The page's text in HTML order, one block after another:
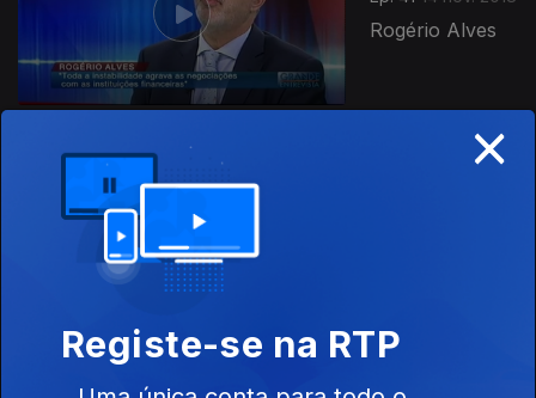
Rogério Alves
×
Registe-se na RTP